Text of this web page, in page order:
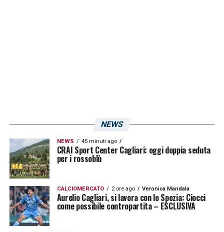
NEWS
NEWS 45 minuti ago
CRAI Sport Center Cagliari: oggi doppia seduta
per i rossoblù
CALCIOMERCATO 2 ore ago Veronica Mandala
Aurelio Cagliari, si lavora con lo Spezia: Ciocci
come possibile contropartita – ESCLUSIVA